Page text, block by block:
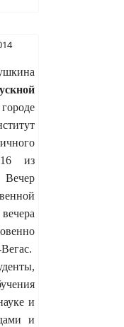
16 из
Вечер
и
и